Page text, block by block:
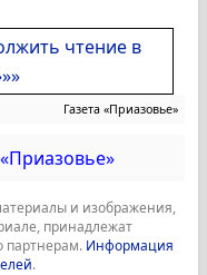
чтение в
Газета «Приазовье»
«Приазовье»
и изображения,
принадлежат
партнерам. Информация
.